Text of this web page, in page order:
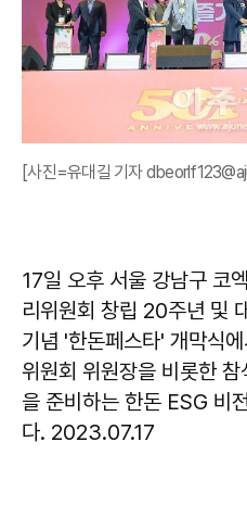
[사진=유대길 기자
17일 오후 서울 강남구 코
리위원회 창립 20주년 및
기념 '한돈페스타' 개막식
위원회 위원장을 비롯한
을 준비하는 한돈 ESG 비
다. 2023.07.17